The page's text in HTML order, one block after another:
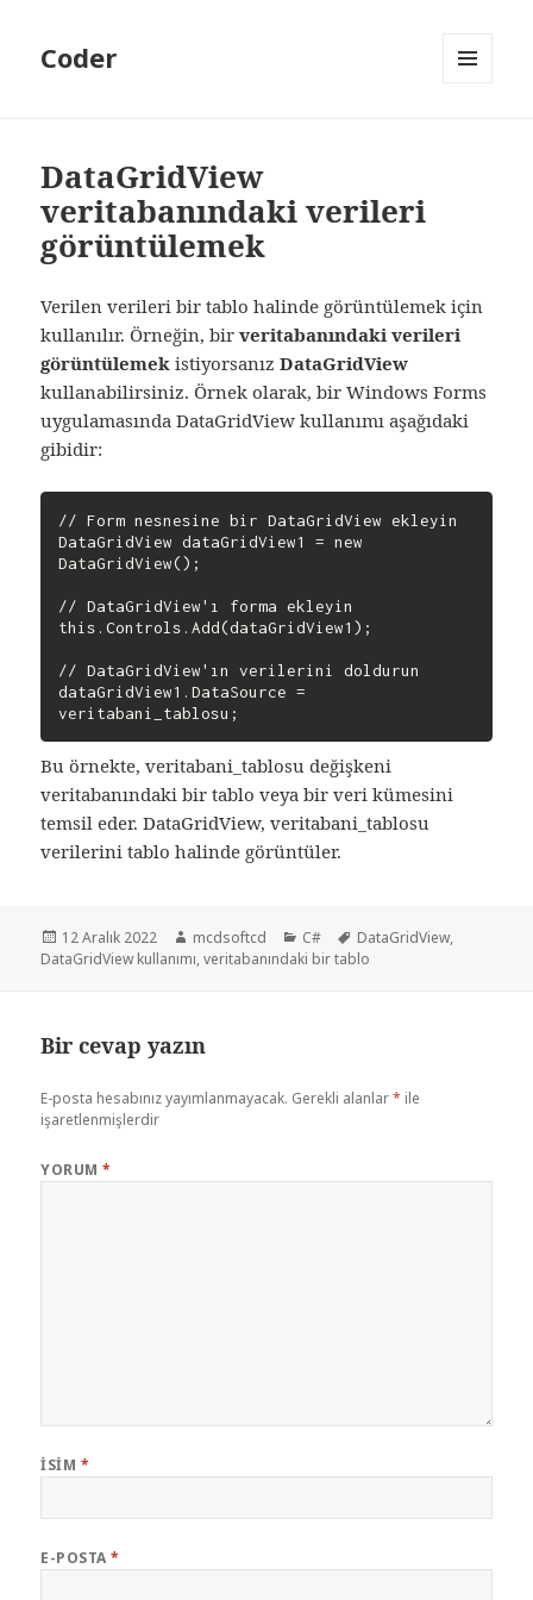
Coder
DataGridView
veritabanındaki verileri
görüntülemek
Verilen verileri bir tablo halinde görüntülemek için
kullanılır. Örneğin, birveritabanındaki verileri
görüntülemek istiyorsanızDataGridView
kullanabilirsiniz. Örnek olarak, bir Windows Forms
uygulamasında DataGridView kullanımı aşağıdaki
gibidir:
// Form nesnesine bir DataGridView ekleyin
DataGridView dataGridView1 = new
DataGridView();
// DataGridView'ı forma ekleyin
this.Controls.Add(dataGridView1);
// DataGridView'ın verilerini doldurun
dataGridView1.DataSource =
Bu örnekte, veritabani_tablosu değişkeni
veritabanındaki bir tablo veya bir veri kümesini
temsil eder. DataGridView, veritabani_tablosu
verilerini tablo halinde görüntüler.
Yayın
tarihi
12 Aralık 2022 Yazar
mcdsoftcd Kategoriler
C# Etiketler
DataGridView,
DataGridView kullanımı,veritabanındaki bir tablo
Bir cevap yazın
E-posta hesabınız yayımlanmayacak. Gerekli alanlar* ile
işaretlenmişlerdir
YORUM*
İSIM *
E-POSTA*